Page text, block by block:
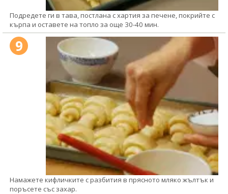
Подредете ги в тава, постлана с хартия за печене, покрийте с
кърпа и оставете на топло за още 30-40 мин.
9
Намажете кифличките с разбития в прясното мляко жълтък и
поръсете със захар.